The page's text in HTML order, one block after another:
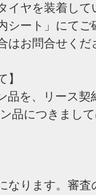
イヤを装着し
シート」にてご
はお問合せくだ
】
品を、リース契
品につきまし
なります。審